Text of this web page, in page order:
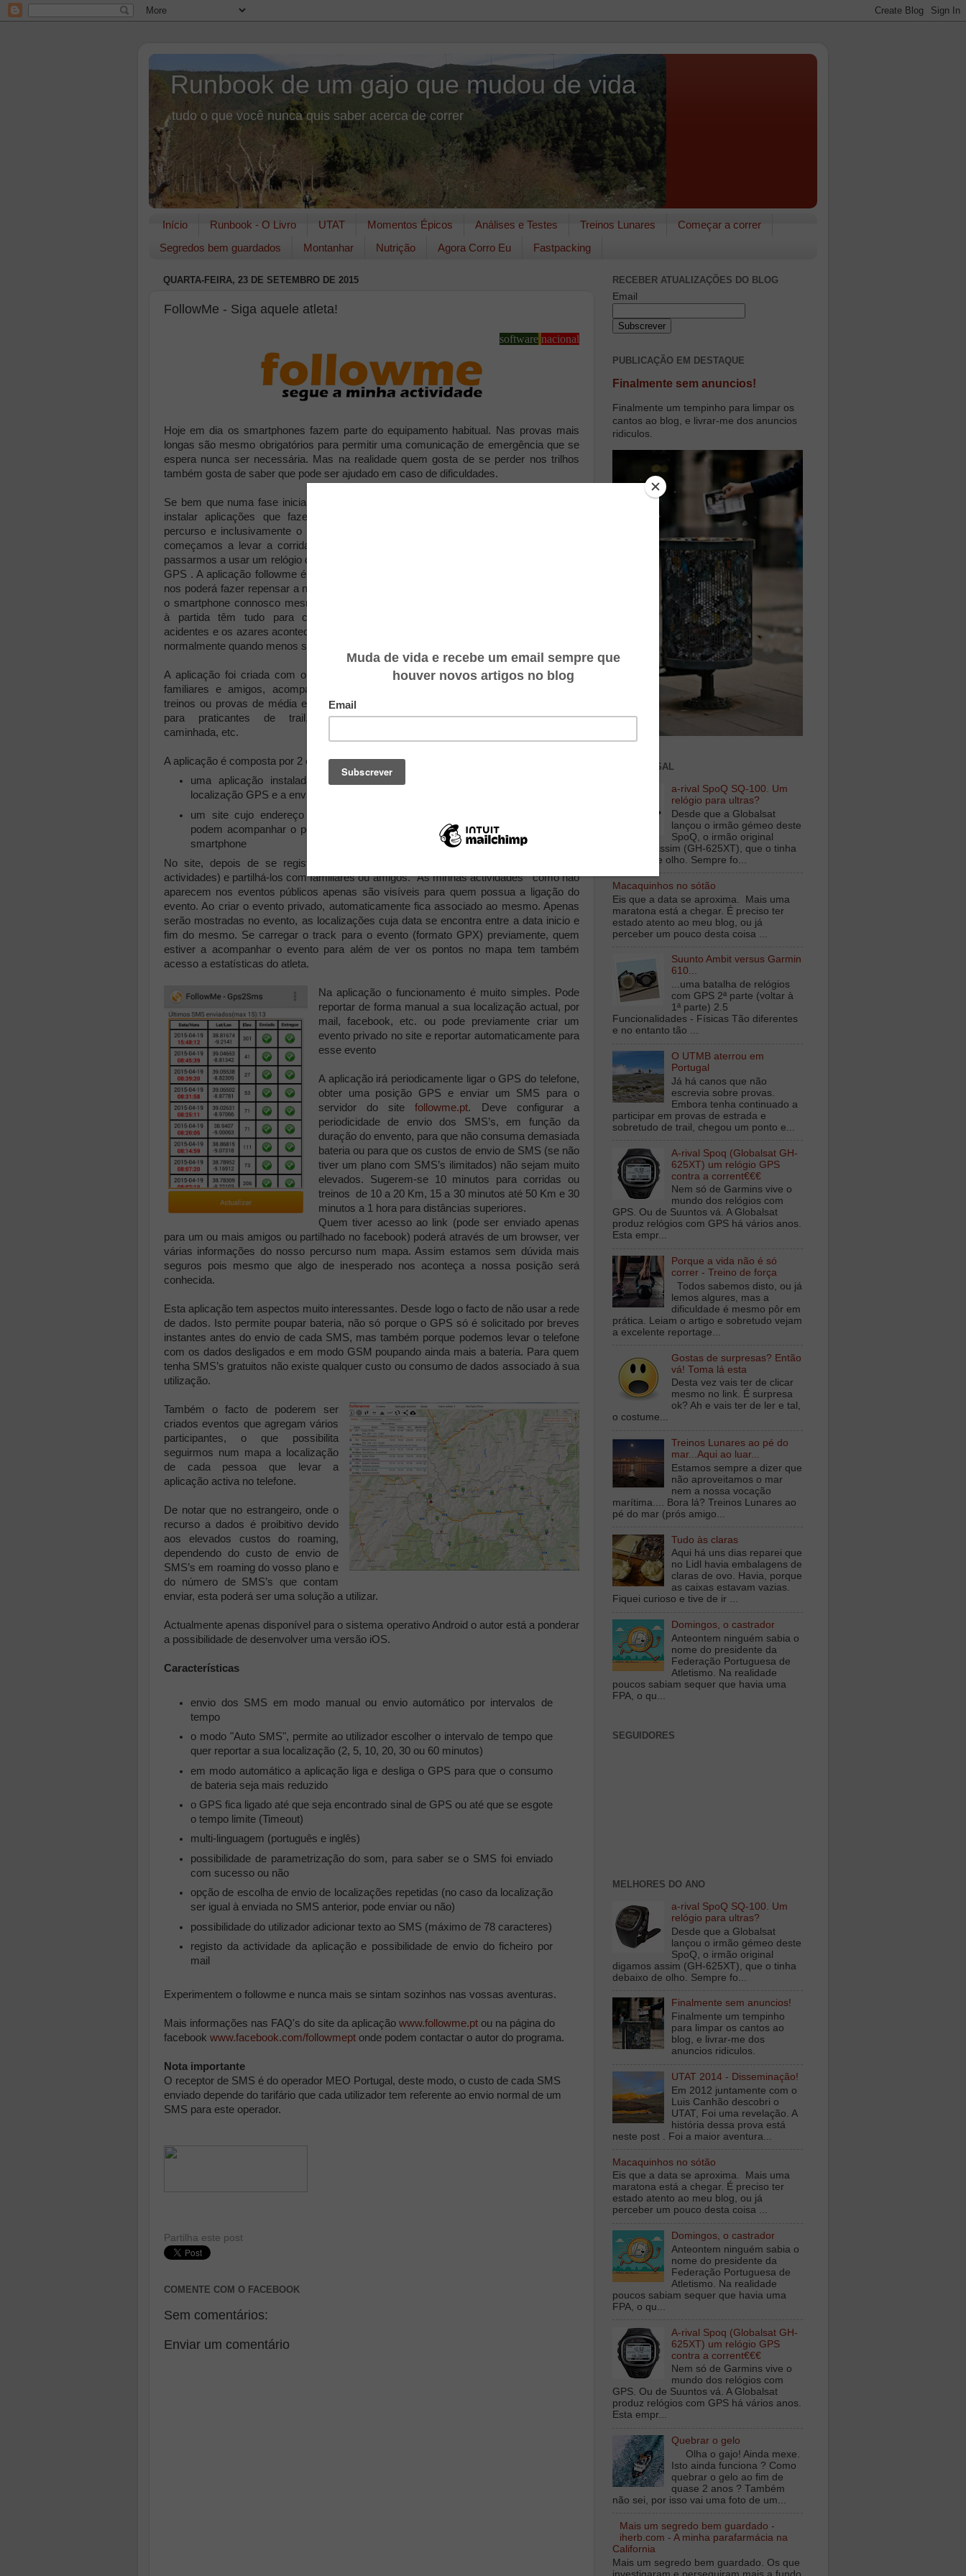
Runbook de um gajo que mudou de vida
tudo o que você nunca quis saber acerca de correr
Início Runbook - O Livro UTAT Momentos Épicos Análises e Testes Treinos Lunares
Começar a correr
Segredos bem guardados
Montanhar Nutrição Agora Corro Eu Fastpacking
QUARTA-FEIRA, 23 DE SETEMBRO DE 2015
FollowMe - Siga aquele atleta!
software nacional
Hoje em dia os smartphones fazem parte do equipamento habitual. Nas provas mais
longas são mesmo obrigatórios para permitir uma comunicação de emergência que se
espera nunca ser necessária. Mas na realidade quem gosta de se perder nos trilhos
também gosta de saber que pode ser ajudado em caso de dificuldades.
Se bem que numa fase inicial da corrida seja habitual
instalar aplicações que fazem o registo do nosso
percurso e inclusivamente o partilham online, quando
começamos a levar a corrida mais a sério é normal
passarmos a usar um relógio de pulso com receptor de
GPS . A aplicação followme é um poderoso aliado que
nos poderá fazer repensar a necessidade de levarmos
o smartphone connosco mesmo naquelas saídas que
à partida têm tudo para correr bem. Porque os
acidentes e os azares acontecem em qualquer altura e
normalmente quando menos se espera.
A aplicação foi criada com o propósito, de permitir a
familiares e amigos, acompanhar as aventuras em
treinos ou provas de média e longa duração e é ideal
para praticantes de trail, BTT, montanhismo,
caminhada, etc.
A aplicação é composta por 2 componentes:
uma aplicação instalada no smartphone que recolhe periodicamente a
localização GPS e a envia por SMS para o site do serviço
um site cujo endereço é
podem acompanhar o percurso que está a ser efectuado pelo utilizador do
smartphone
No site, depois de se registar, pode criar os seus eventos privados (As minhas
actividades) e partilhá-los com familiares ou amigos. “As minhas actividades “ como não
aparecem nos eventos públicos apenas são visíveis para quem possua a ligação do
evento. Ao criar o evento privado, automaticamente fica associado ao mesmo. Apenas
serão mostradas no evento, as localizações cuja data se encontra entre a data inicio e
fim do mesmo. Se carregar o track para o evento (formato GPX) previamente, quem
estiver a acompanhar o evento para além de ver os pontos no mapa tem também
acesso a estatísticas do atleta.
Na aplicação o funcionamento é muito simples. Pode
reportar de forma manual a sua localização actual, por
mail, facebook, etc. ou pode previamente criar um
evento privado no site e reportar automaticamente para
esse evento
A aplicação irá periodicamente ligar o GPS do telefone,
obter uma posição GPS e enviar um SMS para o
servidor do sitefollowme.pt. Deve configurar a
periodicidade de envio dos SMS’s, em função da
duração do envento, para que não consuma demasiada
bateria ou para que os custos de envio de SMS (se não
tiver um plano com SMS’s ilimitados) não sejam muito
elevados. Sugerem-se 10 minutos para corridas ou
treinos de 10 a 20 Km, 15 a 30 minutos até 50 Km e 30
minutos a 1 hora para distâncias superiores.
Quem tiver acesso ao link (pode ser enviado apenas
para um ou mais amigos ou partilhado no facebook) poderá através de um browser, ver
várias informações do nosso percurso num mapa. Assim estamos sem dúvida mais
seguros pois mesmo que algo de inesperado nos aconteça a nossa posição será
conhecida.
Esta aplicação tem aspectos muito interessantes. Desde logo o facto de não usar a rede
de dados. Isto permite poupar bateria, não só porque o GPS só é solicitado por breves
instantes antes do envio de cada SMS, mas também porque podemos levar o telefone
com os dados desligados e em modo GSM poupando ainda mais a bateria. Para quem
tenha SMS’s gratuitos não existe qualquer custo ou consumo de dados associado à sua
utilização.
Também o facto de poderem ser
criados eventos que agregam vários
participantes, o que possibilita
seguirmos num mapa a localização
de cada pessoa que levar a
aplicação activa no telefone.
De notar que no estrangeiro, onde o
recurso a dados é proibitivo devido
aos elevados custos do roaming,
dependendo do custo de envio de
SMS’s em roaming do vosso plano e
do número de SMS’s que contam
enviar, esta poderá ser uma solução a utilizar.
Actualmente apenas disponível para o sistema operativo Android o autor está a ponderar
a possibilidade de desenvolver uma versão iOS.
Características
envio dos SMS em modo manual ou envio automático por intervalos de
tempo
o modo "Auto SMS", permite ao utilizador escolher o intervalo de tempo que
quer reportar a sua localização (2, 5, 10, 20, 30 ou 60 minutos)
em modo automático a aplicação liga e desliga o GPS para que o consumo
de bateria seja mais reduzido
o GPS fica ligado até que seja encontrado sinal de GPS ou até que se esgote
o tempo limite (Timeout)
multi-linguagem (português e inglês)
possibilidade de parametrização do som, para saber se o SMS foi enviado
com sucesso ou não
opção de escolha de envio de localizações repetidas (no caso da localização
ser igual à enviada no SMS anterior, pode enviar ou não)
possibilidade do utilizador adicionar texto ao SMS (máximo de 78 caracteres)
registo da actividade da aplicação e possibilidade de envio do ficheiro por
mail
Experimentem o followme e nunca mais se sintam sozinhos nas vossas aventuras.
Mais informações nas FAQ's do site da aplicação www.followme.pt ou na página do
facebook www.facebook.com/followmept onde podem contactar o autor do programa.
Nota importante
O receptor de SMS é do operador MEO Portugal, deste modo, o custo de cada SMS
enviado depende do tarifário que cada utilizador tem referente ao envio normal de um
SMS para este operador.
Partilha este post
COMENTE COM O FACEBOOK
Sem comentários:
Enviar um comentário
RECEBER ATUALIZAÇÕES DO BLOG
Email
PUBLICAÇÃO EM DESTAQUE
Finalmente sem anuncios!
Finalmente um tempinho para limpar os
cantos ao blog, e livrar-me dos anuncios
ridiculos.
TOP MENSAL
a-rival SpoQ SQ-100. Um
relógio para ultras?
Desde que a Globalsat
lançou o irmão gémeo deste
SpoQ, o irmão original
digamos assim (GH-625XT), que o tinha
debaixo de olho. Sempre fo...
Macaquinhos no sótão
Eis que a data se aproxima. Mais uma
maratona está a chegar. É preciso ter
estado atento ao meu blog, ou já
perceber um pouco desta coisa ...
Suunto Ambit versus Garmin
610...
...uma batalha de relógios
com GPS 2ª parte (voltar à
1ª parte) 2.5
Funcionalidades - Físicas Tão diferentes
e no entanto tão ...
O UTMB aterrou em
Portugal
Já há canos que não
escrevia sobre provas.
Embora tenha continuado a
participar em provas de estrada e
sobretudo de trail, chegou um ponto e...
A-rival Spoq (Globalsat GH-
625XT) um relógio GPS
contra a corrent€€€
Nem só de Garmins vive o
mundo dos relógios com
GPS. Ou de Suuntos vá. A Globalsat
produz relógios com GPS há vários anos.
Esta empr...
Porque a vida não é só
correr - Treino de força
Todos sabemos disto, ou já
lemos algures, mas a
dificuldade é mesmo pôr em
prática. Leiam o artigo e sobretudo vejam
a excelente reportage...
Gostas de surpresas? Então
vá! Toma lá esta
Desta vez vais ter de clicar
mesmo no link. É surpresa
ok? Ah e vais ter de ler e tal,
o costume...
Treinos Lunares ao pé do
mar...Aqui ao luar...
Estamos sempre a dizer que
não aproveitamos o mar
nem a nossa vocação
marítima.... Bora lá? Treinos Lunares ao
pé do mar (prós amigo...
Tudo às claras
Aqui há uns dias reparei que
no Lidl havia embalagens de
claras de ovo. Havia, porque
as caixas estavam vazias.
Fiquei curioso e tive de ir ...
Domingos, o castrador
Anteontem ninguém sabia o
nome do presidente da
Federação Portuguesa de
Atletismo. Na realidade
poucos sabiam sequer que havia uma
FPA, o qu...
SEGUIDORES
MELHORES DO ANO
a-rival SpoQ SQ-100. Um
relógio para ultras?
Desde que a Globalsat
lançou o irmão gémeo deste
SpoQ, o irmão original
digamos assim (GH-625XT), que o tinha
debaixo de olho. Sempre fo...
Finalmente sem anuncios!
Finalmente um tempinho
para limpar os cantos ao
blog, e livrar-me dos
anuncios ridiculos.
UTAT 2014 - Disseminação!
Em 2012 juntamente com o
Luis Canhão descobri o
UTAT, Foi uma revelação. A
história dessa prova está
neste post . Foi a maior aventura...
Macaquinhos no sótão
Eis que a data se aproxima. Mais uma
maratona está a chegar. É preciso ter
estado atento ao meu blog, ou já
perceber um pouco desta coisa ...
Domingos, o castrador
Anteontem ninguém sabia o
nome do presidente da
Federação Portuguesa de
Atletismo. Na realidade
poucos sabiam sequer que havia uma
FPA, o qu...
A-rival Spoq (Globalsat GH-
625XT) um relógio GPS
contra a corrent€€€
Nem só de Garmins vive o
mundo dos relógios com
GPS. Ou de Suuntos vá. A Globalsat
produz relógios com GPS há vários anos.
Esta empr...
Quebrar o gelo
Olha o gajo! Ainda mexe.
Isto ainda funciona ? Como
quebrar o gelo ao fim de
quase 2 anos ? Também
não sei, por isso vai uma foto de um...
Mais um segredo bem guardado -
iherb.com - A minha parafarmácia na
California
Mais um segredo bem guardado. Os que